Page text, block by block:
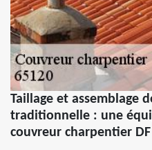
Taillage et assemblage
traditionnelle : une
couvreur charpentier